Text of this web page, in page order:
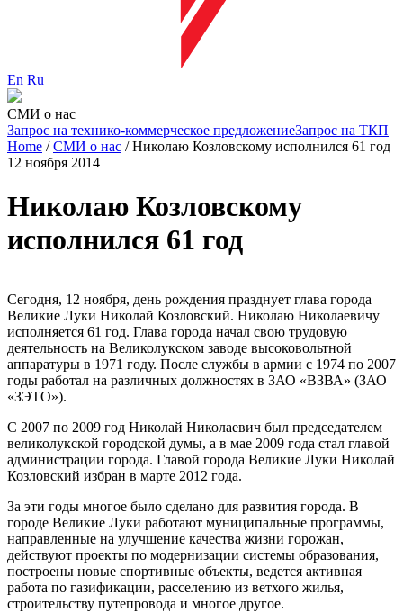
En Ru
СМИ о нас
Запрос на технико-коммерческое предложениеЗапрос на ТКП
Home /СМИ о нас /Николаю Козловскому исполнился 61 год
12 ноября 2014
Николаю Козловскому
исполнился 61 год
Сегодня, 12 ноября, день рождения празднует глава города
Великие Луки Николай Козловский. Николаю Николаевичу
исполняется 61 год. Глава города начал свою трудовую
деятельность на Великолукском заводе высоковольтной
аппаратуры в 1971 году. После службы в армии с 1974 по 2007
годы работал на различных должностях в ЗАО «ВЗВА» (ЗАО
«ЗЭТО»).
С 2007 по 2009 год Николай Николаевич был председателем
великолукской городской думы, а в мае 2009 года стал главой
администрации города. Главой города Великие Луки Николай
Козловский избран в марте 2012 года.
За эти годы многое было сделано для развития города. В
городе Великие Луки работают муниципальные программы,
направленные на улучшение качества жизни горожан,
действуют проекты по модернизации системы образования,
построены новые спортивные объекты, ведется активная
работа по газификации, расселению из ветхого жилья,
строительству путепровода и многое другое.